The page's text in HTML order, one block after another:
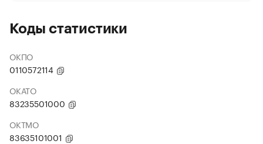
Коды статистики
ОКПО
0110572114
ОКАТО
83235501000
ОКТМО
83635101001